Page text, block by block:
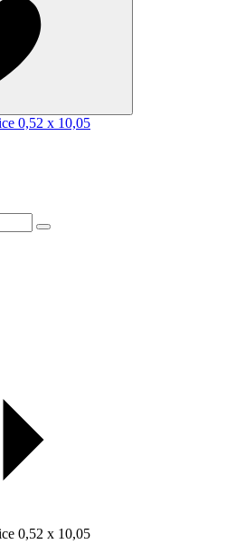
0,52 x 10,05
0,52 x 10,05